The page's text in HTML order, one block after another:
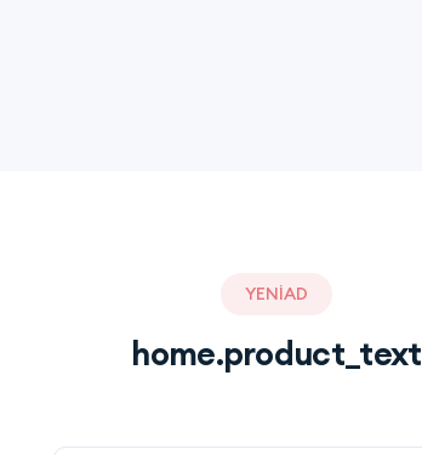
YENİAD
home.product_text